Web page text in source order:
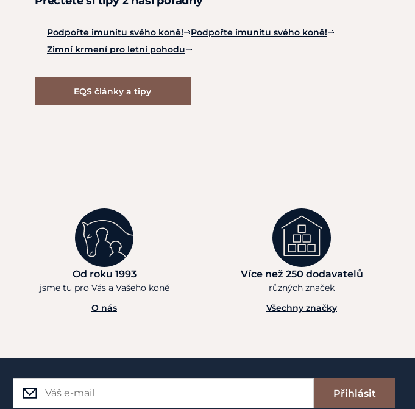
Podpořte imunitu svého koně!
Podpořte imunitu svého koně!
Zimní krmení pro letní pohodu
EQS články a tipy
Od roku 1993
jsme tu pro Vás a Vašeho koně
O nás
Více než 250 dodavatelů
různých značek
Všechny značky
Přihlásit